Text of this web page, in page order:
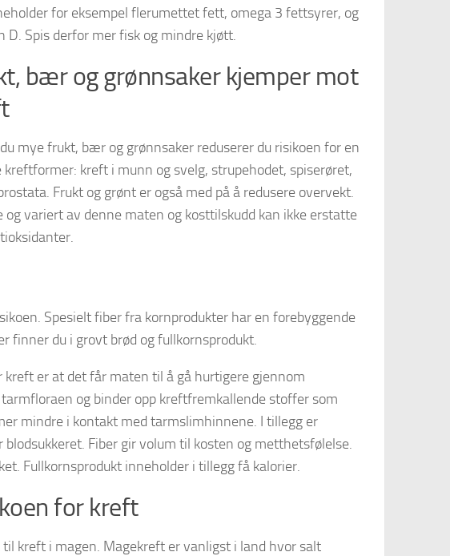
for eksempel flerumettet fett, omega 3 fettsyrer, og
D. Spis derfor mer fisk og mindre kjøtt.
bær og grønnsaker kjemper mot
mye frukt, bær og grønnsaker reduserer du risikoen for en
kreftformer: kreft i munn og svelg, strupehodet, spiserøret,
Frukt og grønt er også med på å redusere overvekt.
variert av denne maten og kosttilskudd kan ikke erstatte
Spesielt fiber fra kornprodukter har en forebyggende
finner du i grovt brød og fullkornsprodukt.
er at det får maten til å gå hurtigere gjennom
og binder opp kreftfremkallende stoffer som
mindre i kontakt med tarmslimhinnene. I tillegg er
Fiber gir volum til kosten og metthetsfølelse.
Fullkornsprodukt inneholder i tillegg få kalorier.
for kreft
kreft i magen. Magekreft er vanligst i land hvor salt